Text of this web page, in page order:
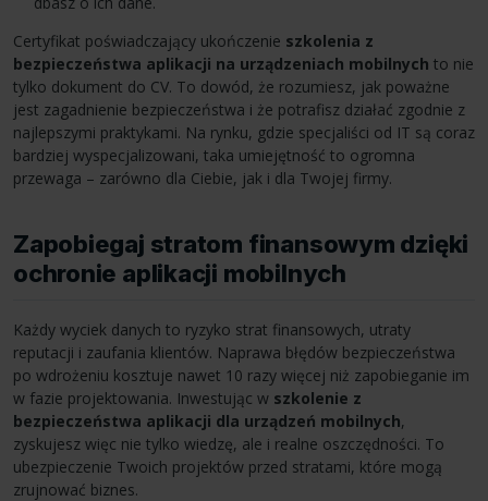
Certyfikat poświadczający ukończenie szkolenia z
bezpieczeństwa aplikacji na urządzeniach mobilnych to nie
tylko dokument do CV. To dowód, że rozumiesz, jak poważne
jest zagadnienie bezpieczeństwa i że potrafisz działać zgodnie z
najlepszymi praktykami. Na rynku, gdzie specjaliści od IT są coraz
bardziej wyspecjalizowani, taka umiejętność to ogromna
przewaga – zarówno dla Ciebie, jak i dla Twojej firmy.
Zapobiegaj stratom finansowym dzięki
ochronie aplikacji mobilnych
Każdy wyciek danych to ryzyko strat finansowych, utraty
reputacji i zaufania klientów. Naprawa błędów bezpieczeństwa
po wdrożeniu kosztuje nawet 10 razy więcej niż zapobieganie im
w fazie projektowania. Inwestując w szkolenie z
bezpieczeństwa aplikacji dla urządzeń mobilnych,
zyskujesz więc nie tylko wiedzę, ale i realne oszczędności. To
ubezpieczenie Twoich projektów przed stratami, które mogą
zrujnować biznes.